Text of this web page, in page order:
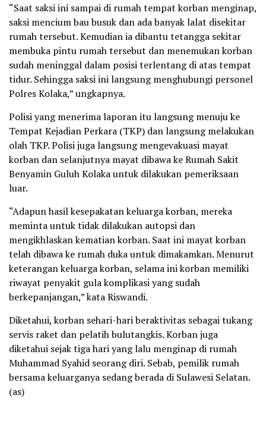
“Saat saksi ini sampai di rumah tempat korban menginap,
saksi mencium bau busuk dan ada banyak lalat disekitar
rumah tersebut. Kemudian ia dibantu tetangga sekitar
membuka pintu rumah tersebut dan menemukan korban
sudah meninggal dalam posisi terlentang di atas tempat
tidur. Sehingga saksi ini langsung menghubungi personel
Polres Kolaka,” ungkapnya.
Polisi yang menerima laporan itu langsung menuju ke
Tempat Kejadian Perkara (TKP) dan langsung melakukan
olah TKP. Polisi juga langsung mengevakuasi mayat
korban dan selanjutnya mayat dibawa ke Rumah Sakit
Benyamin Guluh Kolaka untuk dilakukan pemeriksaan
luar.
“Adapun hasil kesepakatan keluarga korban, mereka
meminta untuk tidak dilakukan autopsi dan
mengikhlaskan kematian korban. Saat ini mayat korban
telah dibawa ke rumah duka untuk dimakamkan. Menurut
keterangan keluarga korban, selama ini korban memiliki
riwayat penyakit gula komplikasi yang sudah
berkepanjangan,” kata Riswandi.
Diketahui, korban sehari-hari beraktivitas sebagai tukang
servis raket dan pelatih bulutangkis. Korban juga
diketahui sejak tiga hari yang lalu menginap di rumah
Muhammad Syahid seorang diri. Sebab, pemilik rumah
bersama keluarganya sedang berada di Sulawesi Selatan.
(as)